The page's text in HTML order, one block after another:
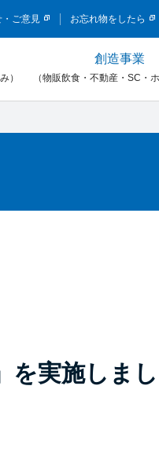
・ご意見 お忘れ物をしたら
）
創造事業
（物販飲食・不動産・SC・
を実施しま